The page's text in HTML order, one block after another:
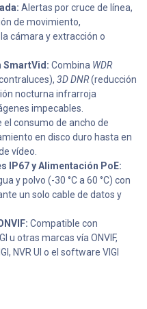
Alertas por cruce de línea,
de movimiento,
cámara y extracción o
SmartVid: Combina WDR
3D DNR(reducción
nocturna infrarroja
impecables.
el consumo de ancho de
en disco duro hasta en
vídeo.
IP67 y Alimentación PoE:
y polvo (-30 °C a 60 °C) con
un solo cable de datos y
Compatible con
u otras marcas vía ONVIF,
NVR UI o el software VIGI